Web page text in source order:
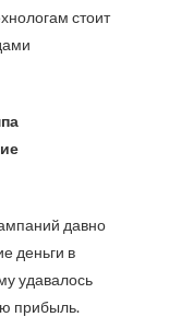
стоит
давно
деньги в
удавалось
прибыль.